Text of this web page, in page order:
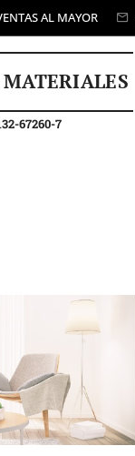
AL MAYOR
67260-7